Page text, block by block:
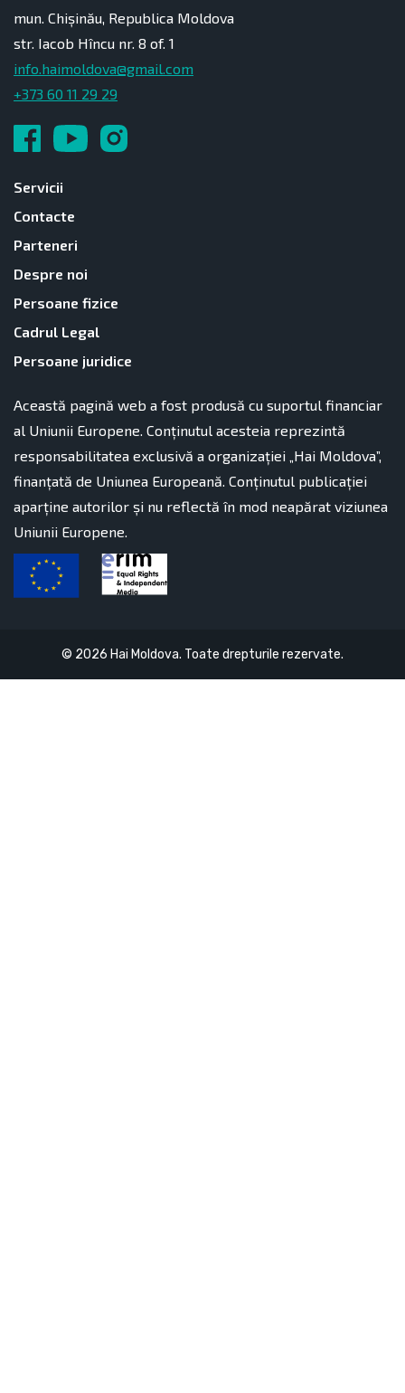
mun. Chișinău, Republica Moldova
str. Iacob Hîncu nr. 8 of. 1
info.haimoldova@gmail.com
+373 60 11 29 29
Servicii
Contacte
Parteneri
Despre noi
Persoane fizice
Cadrul Legal
Persoane juridice
Această pagină web a fost produsă cu suportul financiar
al Uniunii Europene. Conținutul acesteia reprezintă
responsabilitatea exclusivă a organizației „Hai Moldova”,
finanțată de Uniunea Europeană. Conținutul publicației
aparține autorilor și nu reflectă în mod neapărat viziunea
Uniunii Europene.
© 2026 Hai Moldova. Toate drepturile rezervate.